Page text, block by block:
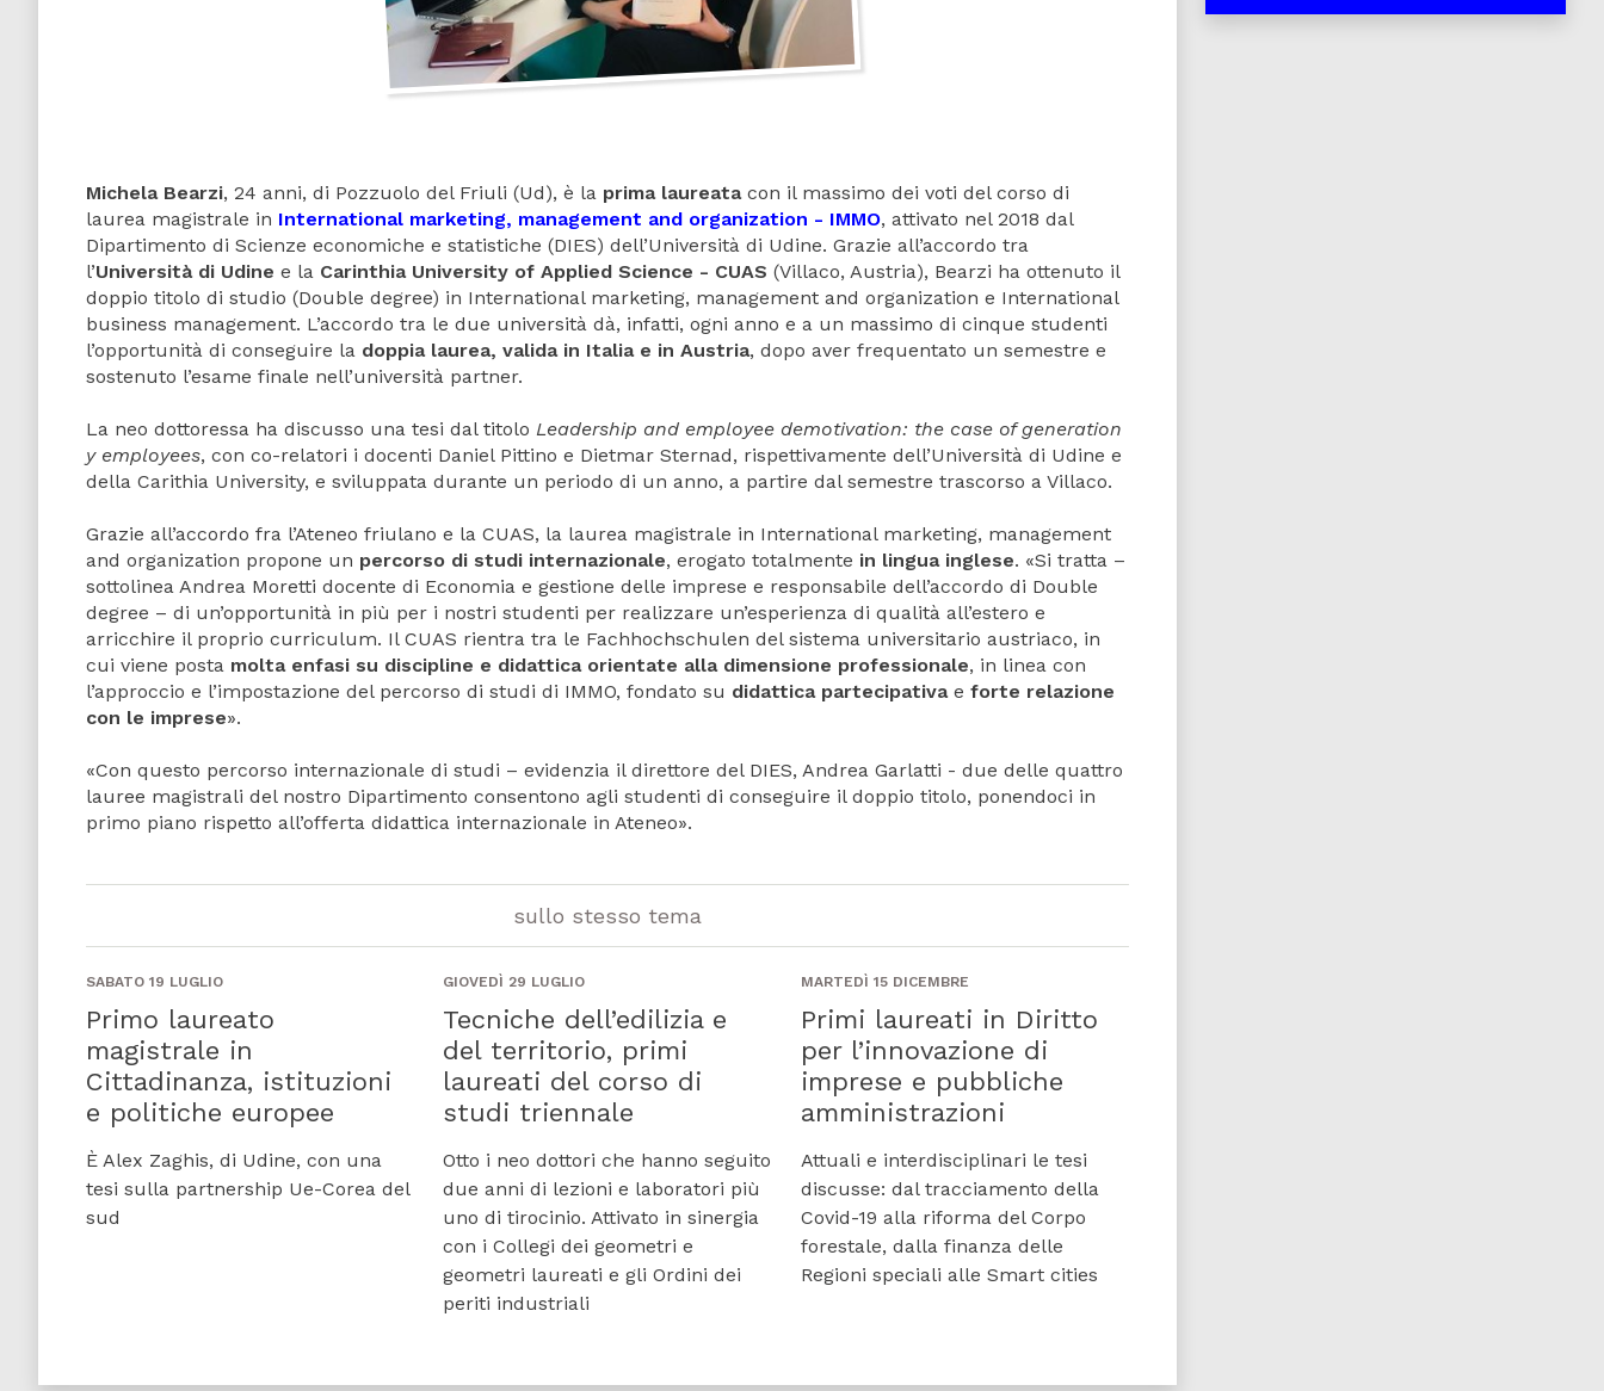
Michela Bearzi, 24 anni, di Pozzuolo del Friuli (Ud), è la prima laureatacon il massimo dei voti del corso di
laurea magistrale in International marketing, management and organization - IMMO, attivato nel 2018 dal
Dipartimento di Scienze economiche e statistiche (DIES) dell’Università di Udine. Grazie all’accordo tra
l’Università di Udine e la Carinthia University of Applied Science - CUAS (Villaco, Austria), Bearzi ha ottenuto il
doppio titolo di studio (Double degree) in International marketing, management and organization e International
business management. L’accordo tra le due università dà, infatti, ogni anno e a un massimo di cinque studenti
l’opportunità di conseguire la doppia laurea, valida in Italia e in Austria, dopo aver frequentato un semestre e
sostenuto l’esame finale nell’università partner.
La neo dottoressa ha discusso una tesi dal titolo Leadership and employee demotivation: the case of generation
y employees, con co-relatori i docenti Daniel Pittino e Dietmar Sternad, rispettivamente dell’Università di Udine e
della Carithia University, e sviluppata durante un periodo di un anno, a partire dal semestre trascorso a Villaco.
Grazie all’accordo fra l’Ateneo friulano e la CUAS, la laurea magistrale in International marketing, management
and organization propone un percorso di studi internazionale, erogato totalmente in lingua inglese. «Si tratta –
sottolinea Andrea Moretti docente di Economia e gestione delle imprese e responsabile dell’accordo di Double
degree – di un’opportunità in più per i nostri studenti per realizzare un’esperienza di qualità all’estero e
arricchire il proprio curriculum. Il CUAS rientra tra le Fachhochschulen del sistema universitario austriaco, in
cui viene posta molta enfasi su discipline e didattica orientate alla dimensione professionale, in linea con
l’approccio e l’impostazione del percorso di studi di IMMO, fondato su didattica partecipativae forte relazione
con le imprese».
«Con questo percorso internazionale di studi – evidenzia il direttore del DIES, Andrea Garlatti - due delle quattro
lauree magistrali del nostro Dipartimento consentono agli studenti di conseguire il doppio titolo, ponendoci in
primo piano rispetto all’offerta didattica internazionale in Ateneo».
sullo stesso tema
SABATO 19 LUGLIO
Primo laureato
magistrale in
Cittadinanza, istituzioni
e politiche europee
È Alex Zaghis, di Udine, con una
tesi sulla partnership Ue-Corea del
sud
GIOVEDÌ 29 LUGLIO
Tecniche dell’edilizia e
del territorio, primi
laureati del corso di
studi triennale
Otto i neo dottori che hanno seguito
due anni di lezioni e laboratori più
uno di tirocinio. Attivato in sinergia
con i Collegi dei geometri e
geometri laureati e gli Ordini dei
periti industriali
MARTEDÌ 15 DICEMBRE
Primi laureati in Diritto
per l’innovazione di
imprese e pubbliche
amministrazioni
Attuali e interdisciplinari le tesi
discusse: dal tracciamento della
Covid-19 alla riforma del Corpo
forestale, dalla finanza delle
Regioni speciali alle Smart cities